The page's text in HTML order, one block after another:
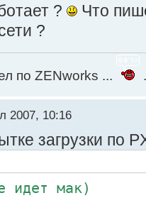
?
Что
?
по ZENworks ...
2007, 10:16
загрузки по
идет мак)